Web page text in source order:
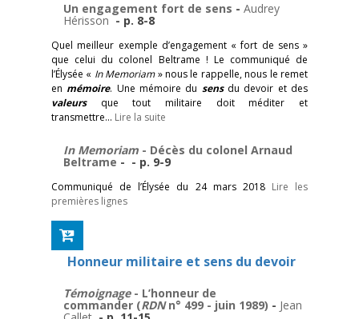
Un engagement fort de sens - Audrey
Hérisson - p. 8-8
Quel meilleur exemple d’engagement « fort de sens »
que celui du colonel Beltrame ! Le communiqué de
l’Élysée « In Memoriam» nous le rappelle, nous le remet
en mémoire. Une mémoire du sens du devoir et des
valeurs que tout militaire doit méditer et
transmettre… Lire la suite
In Memoriam - Décès du colonel Arnaud
Beltrame - - p. 9-9
Communiqué de l’Élysée du 24 mars 2018 Lire les
premières lignes
Honneur militaire et sens du devoir
Témoignage - L’honneur de
commander (RDNn° 499 - juin 1989) - Jean